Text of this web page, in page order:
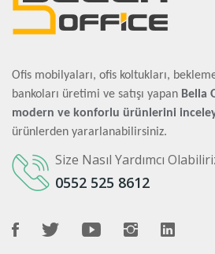
Ofis mobilyaları, ofis koltukları,
bankoları üretimi ve satışı yapan Bella
modern ve konforlu ürünlerini
ürünlerden yararlanabilirsiniz.
Size Nasıl Yardımcı
0552 525 8612